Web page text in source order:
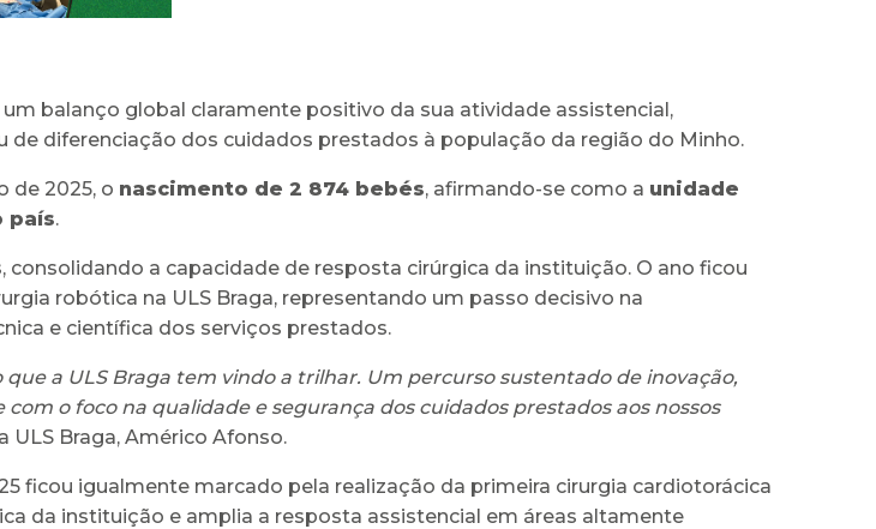
balanço global claramente positivo da sua atividade assistencial,
diferenciação dos cuidados prestados à população da região do Minho.
de 2025, o nascimento de 2 874 bebés, afirmando-se como a unidade
país.
, consolidando a capacidade de resposta cirúrgica da instituição. O ano ficou
robótica na ULS Braga, representando um passo decisivo na
e científica dos serviços prestados.
a ULS Braga tem vindo a trilhar. Um percurso sustentado de inovação,
o foco na qualidade e segurança dos cuidados prestados aos nossos
ULS Braga, Américo Afonso.
ficou igualmente marcado pela realização da primeira cirurgia cardiotorácica
da instituição e amplia a resposta assistencial em áreas altamente